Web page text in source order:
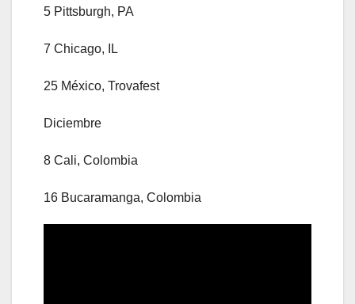
5 Pittsburgh, PA
7 Chicago, IL
25 México, Trovafest
Diciembre
8 Cali, Colombia
16 Bucaramanga, Colombia